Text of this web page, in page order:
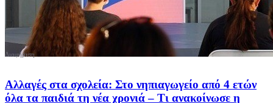
Αλλαγές στα σχολεία: Στο νηπιαγωγείο από 4 ετών
όλα τα παιδιά τη νέα χρονιά – Τι ανακοίνωσε η